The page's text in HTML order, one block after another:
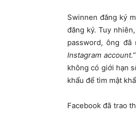
Swinnen đăng ký
đăng ký. Tuy
password, ông
Instagram account.
không có giới hạn
khẩu để tìm mật
Facebook đã trao